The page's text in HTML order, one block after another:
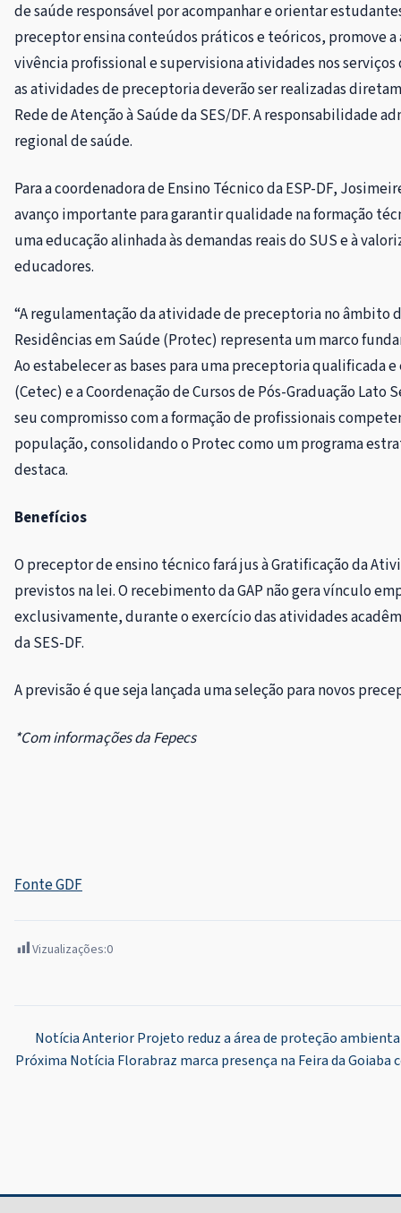
de saúde responsável por acompanhar e orientar
preceptor ensina conteúdos práticos e teóricos, promove
vivência profissional e supervisiona atividades nos
as atividades de preceptoria deverão ser realizadas
Rede de Atenção à Saúde da SES/DF. A responsabilidade
regional de saúde.
Para a coordenadora de Ensino Técnico da ESP-DF,
avanço importante para garantir qualidade na formação
uma educação alinhada às demandas reais do SUS e à
educadores.
“A regulamentação da atividade de preceptoria no âmbito
Residências em Saúde (Protec) representa um marco
Ao estabelecer as bases para uma preceptoria qualificada
(Cetec) e a Coordenação de Cursos de Pós-Graduação Lato
seu compromisso com a formação de profissionais
população, consolidando o Protec como um programa
destaca.
Benefícios
O preceptor de ensino técnico fará jus à Gratificação da
previstos na lei. O recebimento da GAP não gera vínculo
exclusivamente, durante o exercício das atividades
da SES-DF.
A previsão é que seja lançada uma seleção para novos
*Com informações da Fepecs
Fonte GDF
Vizualizações:0
Navegação
Notícia AnteriorProjeto reduz a área de proteção
Próxima Notícia Florabraz marca presença na Feira da